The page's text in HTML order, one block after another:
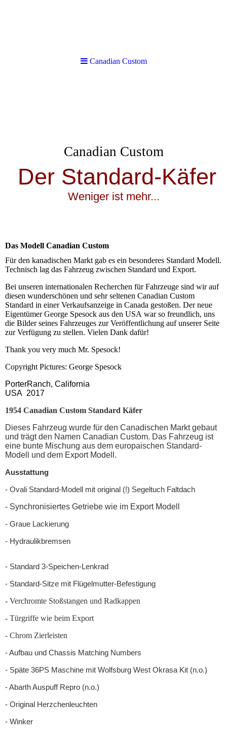
Canadian Custom
Der Standard-Käfer
Weniger ist mehr...
Das Modell Canadian Custom
Für den kanadischen Markt gab es ein besonderes Standard Modell.
Technisch lag das Fahrzeug zwischen Standard und Export.
Bei unseren internationalen Recherchen für Fahrzeuge sind wir auf
diesen wunderschönen und sehr seltenen Canadian Custom
Standard in einer Verkaufsanzeige in Canada gestoßen. Der neue
Eigentümer George Spesock aus den USA war so freundlich, uns
die Bilder seines Fahrzeuges zur Veröffentlichung auf unserer Seite
zur Verfügung zu stellen. Vielen Dank dafür!
Thank you very much Mr. Spesock!
Copyright Pictures: George Spesock
PorterRanch, California
USA 2017
1954 Canadian Custom Standard Käfer
Dieses Fahrzeug wurde für den Canadischen Markt gebaut
und trägt den Namen Canadian Custom. Das Fahrzeug ist
eine bunte Mischung aus dem europaischen Standard-
Modell und dem Export Modell.
Ausstattung
- Ovali Standard-Modell mit original (!) Segeltuch Faltdach
- Synchronisiertes Getriebe wie im Export Modell
- Graue Lackierung
- Hydraulikbremsen
- Standard 3-Speichen-Lenkrad
- Standard-Sitze mit Flügelmutter-Befestigung
- Verchromte Stoßstangen und Radkappen
- Türgriffe wie beim Export
- Chrom Zierleisten
- Aufbau und Chassis Matching Numbers
- Späte 36PS Maschine mit Wolfsburg West Okrasa Kit (n.o.)
- Abarth Auspuff Repro (n.o.)
- Original Herzchenleuchten
- Winker
Canadian Custom